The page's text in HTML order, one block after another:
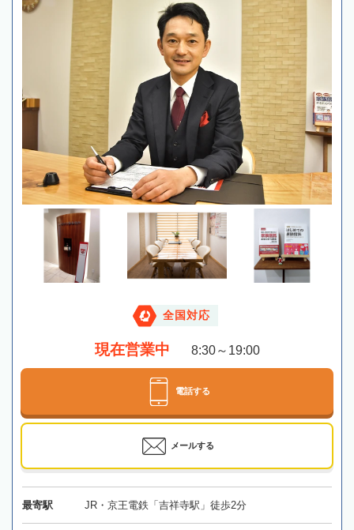
全国対応
現在営業中 8:30～19:00
電話する
メールする
最寄駅 JR・京王電鉄「吉祥寺駅」徒歩2分